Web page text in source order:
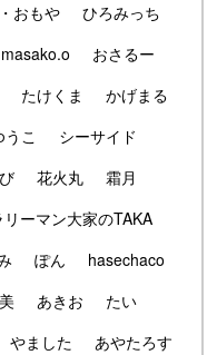
おもや
ひろみっち
masako.o
おさるー
たけくま
かげまる
こ
シーサイド
花火丸
霜月
ーマン大家のTAKA
ぽん
hasechaco
あきお
たい
やました
あやたろす